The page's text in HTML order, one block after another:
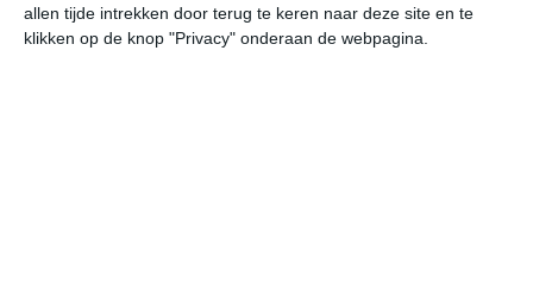
allen tijde intrekken door terug te keren naar deze site en te
klikken op de knop "Privacy" onderaan de webpagina.
06:00 09:00 12:00 15:00 18:00